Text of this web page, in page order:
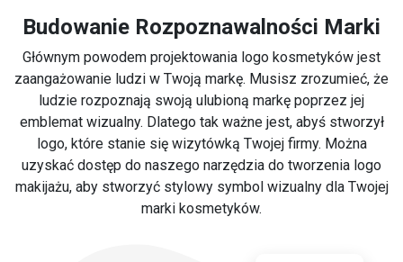
Budowanie Rozpoznawalności Marki
Głównym powodem projektowania logo kosmetyków jest
zaangażowanie ludzi w Twoją markę. Musisz zrozumieć, że
ludzie rozpoznają swoją ulubioną markę poprzez jej
emblemat wizualny. Dlatego tak ważne jest, abyś stworzył
logo, które stanie się wizytówką Twojej firmy. Można
uzyskać dostęp do naszego narzędzia do tworzenia logo
makijażu, aby stworzyć stylowy symbol wizualny dla Twojej
marki kosmetyków.